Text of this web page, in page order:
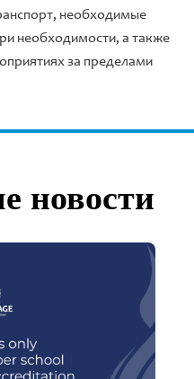
необходимые
необходимости, а также
за пределами
новости